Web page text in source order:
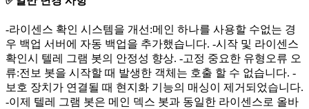
-라이센스 확인 시스템을 개선:메인 하나를 사용할 수없는 경
우 백업 서버에 자동 백업을 추가했습니다. -시작 및 라이센스
확인시 텔레 그램 봇의 안정성 향상. -고정 중요한 유형오류 오
류:전보 봇을 시작할 때 발생한 객체는 호출 할 수 없습니다. -
보호 장치가 연결될 때 현지화 기능의 매싱이 제거되었습니다.
-이제 텔레 그램 봇은 메인 덱스 봇과 동일한 라이센스로 올바